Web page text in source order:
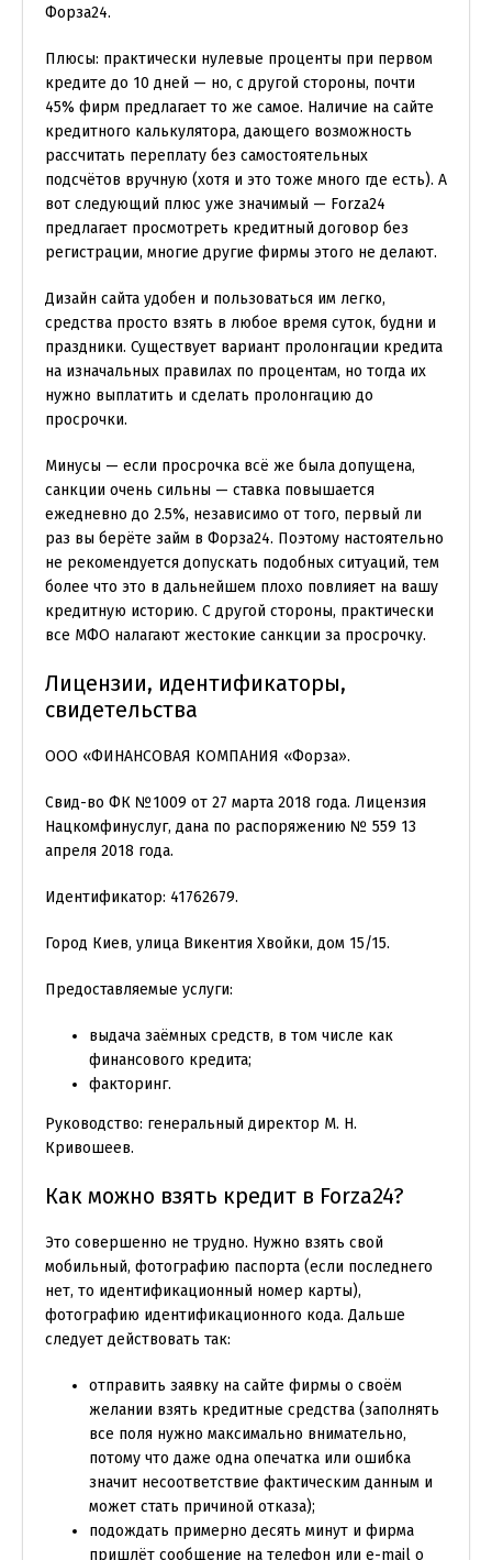
Форза24.
Плюсы: практически нулевые проценты при первом
кредите до 10 дней — но, с другой стороны, почти
45% фирм предлагает то же самое. Наличие на сайте
кредитного калькулятора, дающего возможность
рассчитать переплату без самостоятельных
подсчётов вручную (хотя и это тоже много где есть). А
вот следующий плюс уже значимый — Forza24
предлагает просмотреть кредитный договор без
регистрации, многие другие фирмы этого не делают.
Дизайн сайта удобен и пользоваться им легко,
средства просто взять в любое время суток, будни и
праздники. Существует вариант пролонгации кредита
на изначальных правилах по процентам, но тогда их
нужно выплатить и сделать пролонгацию до
просрочки.
Минусы — если просрочка всё же была допущена,
санкции очень сильны — ставка повышается
ежедневно до 2.5%, независимо от того, первый ли
раз вы берёте займ в Форза24. Поэтому настоятельно
не рекомендуется допускать подобных ситуаций, тем
более что это в дальнейшем плохо повлияет на вашу
кредитную историю. С другой стороны, практически
все МФО налагают жестокие санкции за просрочку.
Лицензии, идентификаторы,
свидетельства
ООО «ФИНАНСОВАЯ КОМПАНИЯ «Форза».
Свид-во ФК №1009 от 27 марта 2018 года. Лицензия
Нацкомфинуслуг, дана по распоряжению № 559 13
апреля 2018 года.
Идентификатор: 41762679.
Город Киев, улица Викентия Хвойки, дом 15/15.
Предоставляемые услуги:
выдача заёмных средств, в том числе как
финансового кредита;
факторинг.
Руководство: генеральный директор М. Н.
Кривошеев.
Как можно взять кредит в Forza24?
Это совершенно не трудно. Нужно взять свой
мобильный, фотографию паспорта (если последнего
нет, то идентификационный номер карты),
фотографию идентификационного кода. Дальше
следует действовать так:
отправить заявку на сайте фирмы о своём
желании взять кредитные средства (заполнять
все поля нужно максимально внимательно,
потому что даже одна опечатка или ошибка
значит несоответствие фактическим данным и
может стать причиной отказа);
подождать примерно десять минут и фирма
пришлёт сообщение на телефон или e-mail о